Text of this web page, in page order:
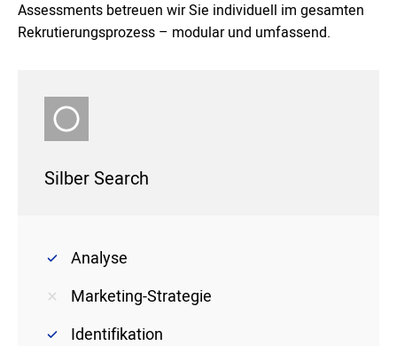
Assessments betreuen wir Sie individuell im gesamten
Rekrutierungsprozess – modular und umfassend.
Silber Search
Analyse
Marketing-Strategie
Identifikation